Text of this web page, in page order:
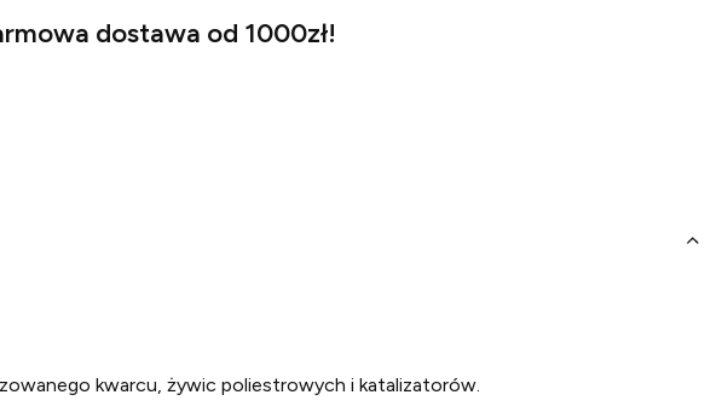
dostawa od 1000zł!
kwarcu, żywic poliestrowych i katalizatorów.